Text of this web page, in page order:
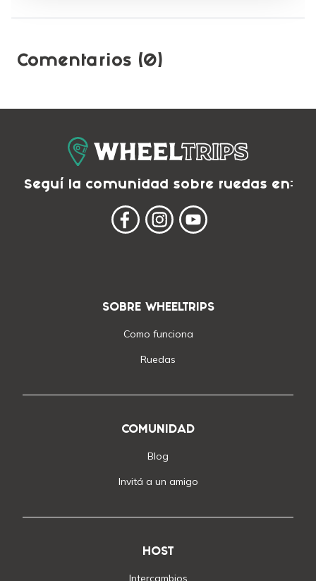
Comentarios (0)
Seguí la comunidad sobre ruedas en:
SOBRE WHEELTRIPS
Como funciona
Ruedas
COMUNIDAD
Blog
Invitá a un amigo
HOST
Intercambios